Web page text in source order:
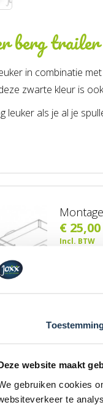
website maakt
gebruiken cookies
te
berg
in combinatie
zwarte kleur is
leuker als je al je
€ 25,00
Incl. BTW